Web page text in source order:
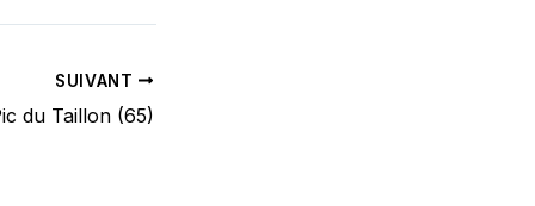
SUIVANT
du Taillon (65)